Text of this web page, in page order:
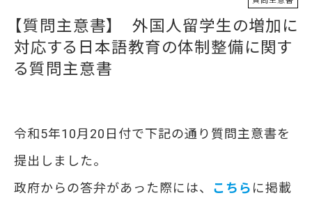
【質問主意書】 外国人留学生の増加に
対応する日本語教育の体制整備に関す
る質問主意書
令和5年10月20日付で下記の通り質問主意書を
提出しました。
政府からの答弁があった際には、 こちら に掲載